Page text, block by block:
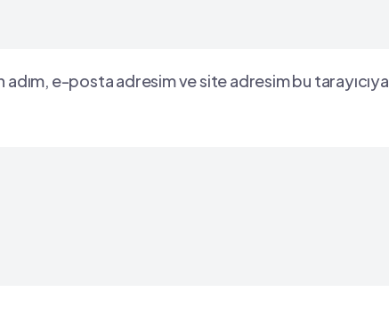
adım, e-posta adresim ve site adresim bu tarayıcıya